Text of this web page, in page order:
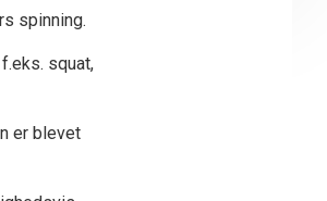
spinning.
squat,
er blevet